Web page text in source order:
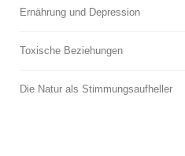
Ernährung und Depression
Toxische Beziehungen
Die Natur als Stimmungsaufheller